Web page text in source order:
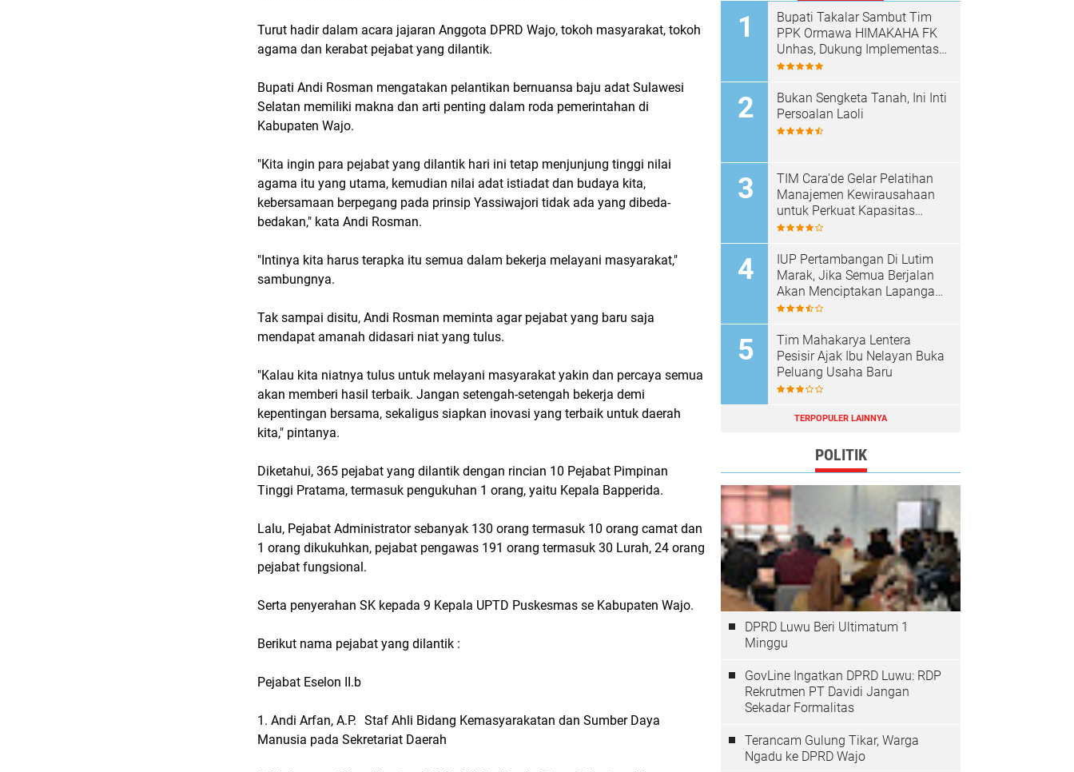
Turut hadir dalam acara jajaran Anggota DPRD Wajo, tokoh masyarakat, tokoh
agama dan kerabat pejabat yang dilantik.
Bupati Andi Rosman mengatakan pelantikan bernuansa baju adat Sulawesi
Selatan memiliki makna dan arti penting dalam roda pemerintahan di
Kabupaten Wajo.
"Kita ingin para pejabat yang dilantik hari ini tetap menjunjung tinggi nilai
agama itu yang utama, kemudian nilai adat istiadat dan budaya kita,
kebersamaan berpegang pada prinsip Yassiwajori tidak ada yang dibeda-
bedakan," kata Andi Rosman.
"Intinya kita harus terapka itu semua dalam bekerja melayani masyarakat,"
sambungnya.
Tak sampai disitu, Andi Rosman meminta agar pejabat yang baru saja
mendapat amanah didasari niat yang tulus.
"Kalau kita niatnya tulus untuk melayani masyarakat yakin dan percaya semua
akan memberi hasil terbaik. Jangan setengah-setengah bekerja demi
kepentingan bersama, sekaligus siapkan inovasi yang terbaik untuk daerah
kita," pintanya.
Diketahui, 365 pejabat yang dilantik dengan rincian 10 Pejabat Pimpinan
Tinggi Pratama, termasuk pengukuhan 1 orang, yaitu Kepala Bapperida.
Lalu, Pejabat Administrator sebanyak 130 orang termasuk 10 orang camat dan
1 orang dikukuhkan, pejabat pengawas 191 orang termasuk 30 Lurah, 24 orang
pejabat fungsional.
Serta penyerahan SK kepada 9 Kepala UPTD Puskesmas se Kabupaten Wajo.
Berikut nama pejabat yang dilantik :
Pejabat Eselon II.b
1. Andi Arfan, A.P. Staf Ahli Bidang Kemasyarakatan dan Sumber Daya
Manusia pada Sekretariat Daerah
Bupati Takalar Sambut Tim
PPK Ormawa HIMAKAHA FK
Unhas, Dukung Implementasi
Program OCEANS di Desa
Bukan Sengketa Tanah, Ini Inti
Persoalan Laoli
TIM Cara'de Gelar Pelatihan
Manajemen Kewirausahaan
untuk Perkuat Kapasitas
Masyarakat Desa Tinggimae
IUP Pertambangan Di Lutim
Marak, Jika Semua Berjalan
Akan Menciptakan Lapangan
Kerja Baru Dan Menambah
Tim Mahakarya Lentera
Pesisir Ajak Ibu Nelayan Buka
Peluang Usaha Baru
TERPOPULER LAINNYA
POLITIK
DPRD Luwu Beri Ultimatum 1
Minggu
GovLine Ingatkan DPRD Luwu: RDP
Rekrutmen PT Davidi Jangan
Sekadar Formalitas
Terancam Gulung Tikar, Warga
Ngadu ke DPRD Wajo